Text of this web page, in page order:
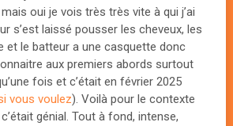
oui je vois très très vite à qui j’ai
s’est laissé pousser les cheveux, les
et le batteur a une casquette donc
aux premiers abords surtout
fois et c’était en février 2025
vous voulez). Voilà pour le contexte
génial. Tout à fond, intense,